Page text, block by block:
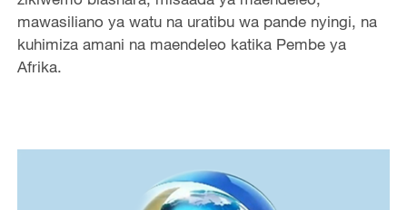
mawasiliano ya watu na uratibu wa pande nyingi, na
kuhimiza amani na maendeleo katika Pembe ya
Afrika.